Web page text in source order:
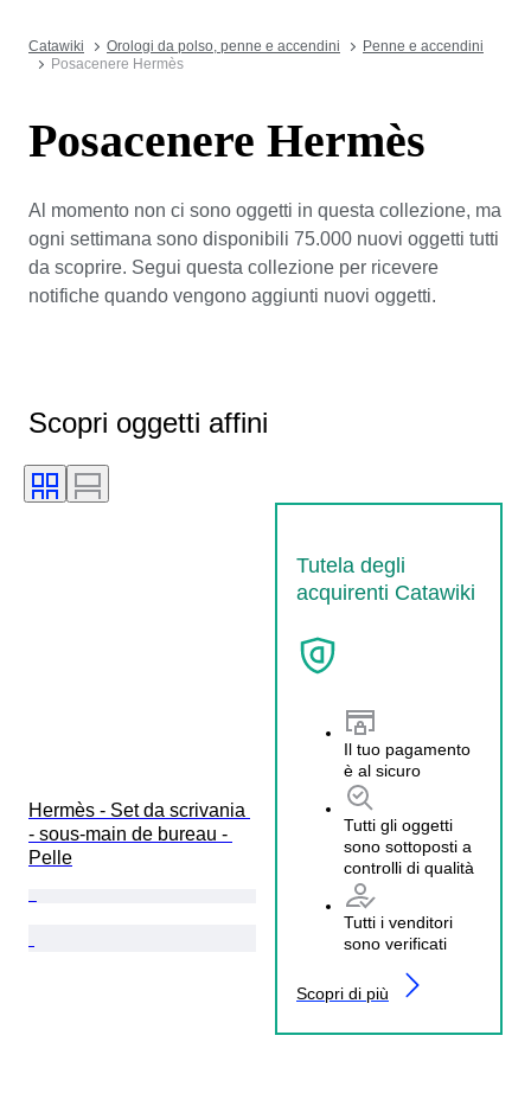
Catawiki Orologi da polso, penne e accendini
Penne e accendini
Posacenere Hermès
Posacenere Hermès
Al momento non ci sono oggetti in questa collezione, ma
ogni settimana sono disponibili 75.000 nuovi oggetti tutti
da scoprire. Segui questa collezione per ricevere
notifiche quando vengono aggiunti nuovi oggetti.
Scopri oggetti affini
Tutela degli
acquirenti Catawiki
Il tuo pagamento
è al sicuro
Tutti gli oggetti
sono sottoposti a
controlli di qualità
Tutti i venditori
sono verificati
Scopri di più
Hermès - Set da scrivania
- sous-main de bureau -
Pelle